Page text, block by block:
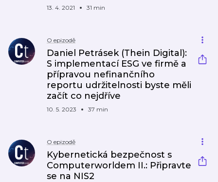
13. 4. 2021 31 min
O epizodě
Daniel Petrásek (Thein Digital):
S implementací ESG ve firmě a
přípravou nefinančního
reportu udržitelnosti byste měli
začít co nejdříve
10. 5. 2023 37 min
O epizodě
Kybernetická bezpečnost s
Computerworldem II.: Připravte
se na NIS2